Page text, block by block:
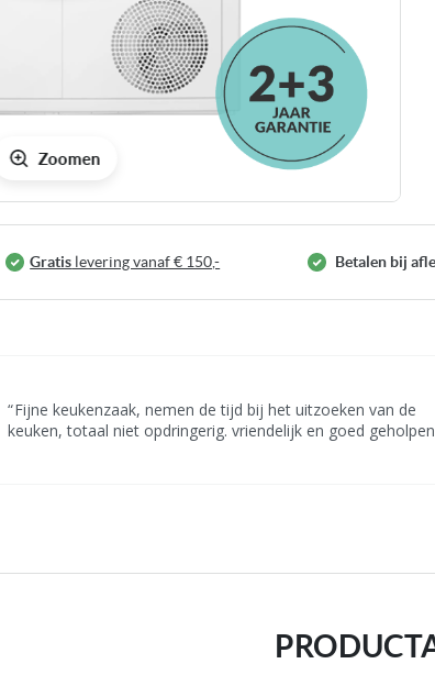
Zoomen
naar
begin
de
Gratis levering vanaf € 150,- Betalen bij
Fijne keukenzaak, nemen de tijd bij het uitzoeken van de
keuken, totaal niet opdringerig. vriendelijk en goed